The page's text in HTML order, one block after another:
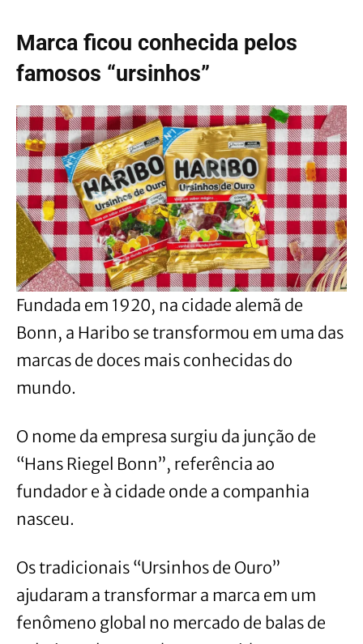
Marca ficou conhecida pelos
famosos “ursinhos”
Fundada em 1920, na cidade alemã de
Bonn, a Haribo se transformou em uma das
marcas de doces mais conhecidas do
mundo.
O nome da empresa surgiu da junção de
“Hans Riegel Bonn”, referência ao
fundador e à cidade onde a companhia
nasceu.
Os tradicionais “Ursinhos de Ouro”
ajudaram a transformar a marca em um
fenômeno global no mercado de balas de